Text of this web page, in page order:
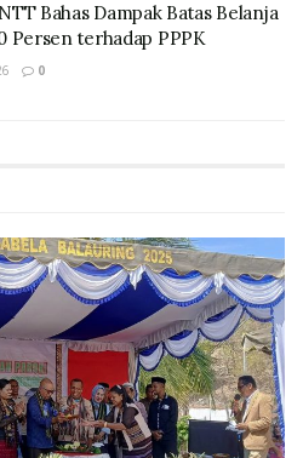
Bahas Dampak Batas Belanja
Persen terhadap PPPK
0